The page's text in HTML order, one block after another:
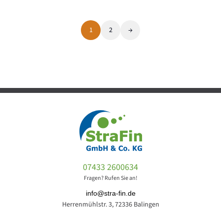
1 2 →
07433 2600634
Fragen? Rufen Sie an!
info@stra-fin.de
Herrenmühlstr. 3, 72336 Balingen